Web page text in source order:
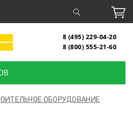
8 (495) 229-04-20
8 (800) 555-21-60
ОБОРУДОВАНИЕ